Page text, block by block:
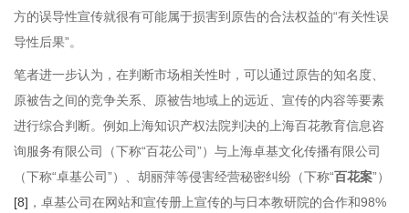
方的误导性宣传就很有可能属于损害到原告的合法权益的“有关性误
导性后果”。
笔者进一步认为，在判断市场相关性时，可以通过原告的知名度、
原被告之间的竞争关系、原被告地域上的远近、宣传的内容等要素
进行综合判断。例如上海知识产权法院判决的上海百花教育信息咨
询服务有限公司（下称“百花公司”）与上海卓基文化传播有限公司
（下称“卓基公司”）、胡丽萍等侵害经营秘密纠纷（下称“百花案”）
[8] ，卓基公司在网站和宣传册上宣传的与日本教研院的合作和98%